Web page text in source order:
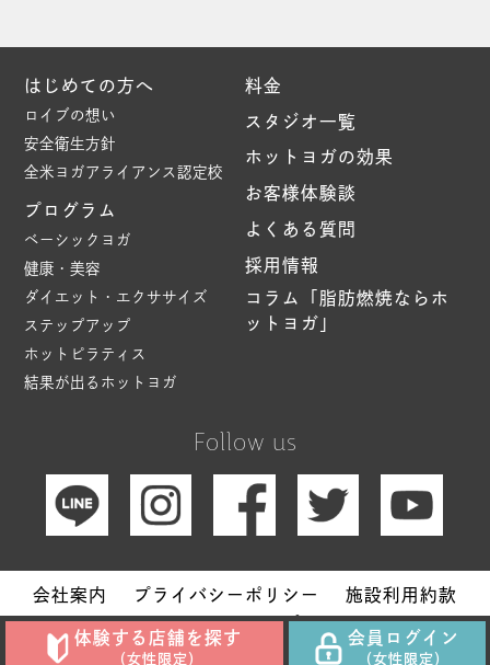
Follow us
はじめての方へ
ロイブの想い
安全衛生方針
全米ヨガアライアンス認定校
プログラム
ベーシックヨガ
健康・美容
ダイエット・エクササイズ
ステップアップ
ホットピラティス
結果が出るホットヨガ
料金
スタジオ一覧
ホットヨガの効果
お客様体験談
よくある質問
採用情報
コラム「脂肪燃焼ならホ
ットヨガ」
会社案内 プライバシーポリシー
施設利用約款
サイトマップ
Copyright © Hot Yoga Studio loIve. All Rights Reserved.
体験する店舗を探す
（女性限定）
会員ログイン
（女性限定）